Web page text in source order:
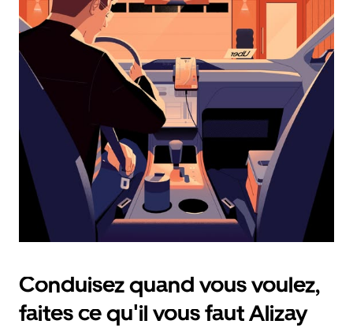
calendrier
et
sélectionner
une
date.
Appuyez
d'échappement
pour
fermer
calendrier.
Conduisez quand vous voulez,
faites ce qu'il vous faut Alizay